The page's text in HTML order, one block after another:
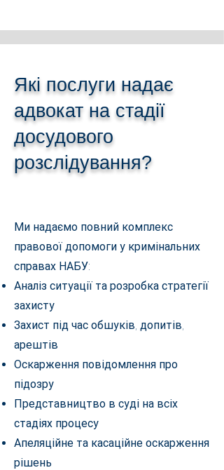
Які послуги надає
адвокат на стадії
досудового
розслідування?
Ми надаємо повний комплекс
правової допомоги у кримінальних
справах НАБУ:
Аналіз ситуації та розробка стратегії
захисту
Захист під час обшуків, допитів,
арештів
Оскарження повідомлення про
підозру
Представництво в суді на всіх
стадіях процесу
Апеляційне та касаційне оскарження
рішень